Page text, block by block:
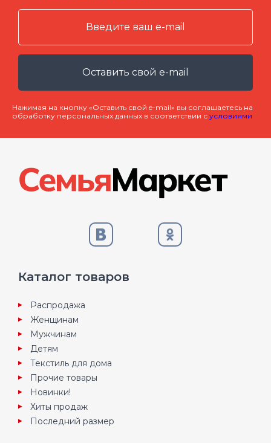
Оставить свой e-mail
Нажимая на кнопку «Оставить свой e-mail» вы соглашаетесь на
обработку персональных данных в соответствии с условиями
Каталог товаров
Распродажа
Женщинам
Мужчинам
Детям
Текстиль для дома
Прочие товары
Новинки!
Хиты продаж
Последний размер